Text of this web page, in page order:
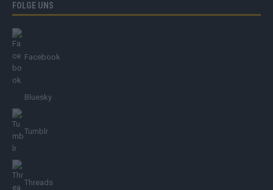
FOLGE UNS
Facebook
Bluesky
Tumblr
Threads